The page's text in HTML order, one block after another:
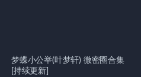
梦蝶小公举(叶梦轩) 微密圈合集
[持续更新]